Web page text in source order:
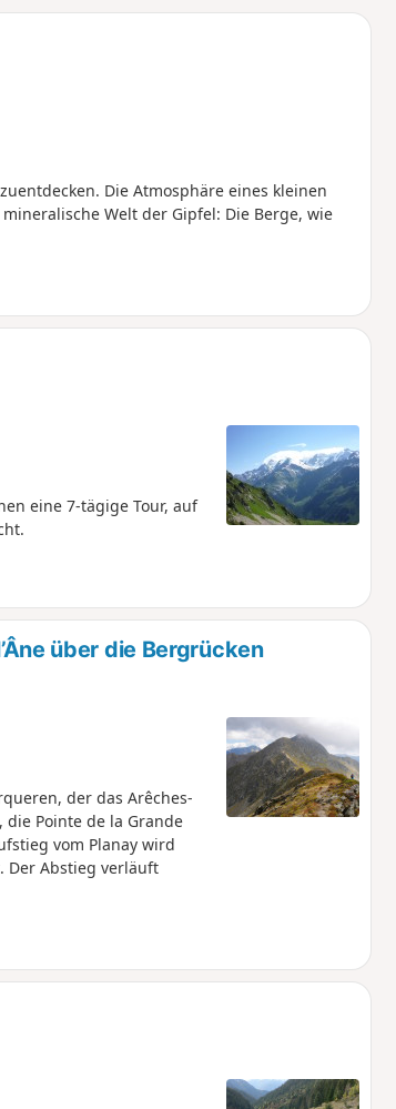
Die Atmosphäre eines kleinen
Welt der Gipfel: Die Berge, wie
eine 7-tägige Tour, auf
über die Bergrücken
der das Arêches-
die Pointe de la Grande
vom Planay wird
Der Abstieg verläuft